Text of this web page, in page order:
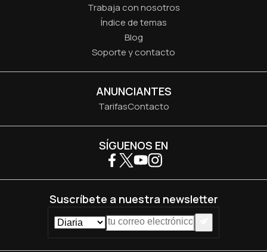
Trabaja con nosotros
Índice de temas
Blog
Soporte y contacto
ANUNCIANTES
TarifasContacto
SÍGUENOS EN
Suscríbete a nuestra newsletter